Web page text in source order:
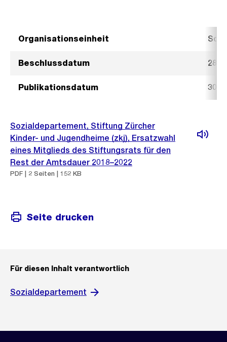
Organisationseinheit
Beschlussdatum 28.
Publikationsdatum 30.
Sozialdepartement, Stiftung Zürcher
Kinder- und Jugendheime (zkj), Ersatzwahl
eines Mitglieds des Stiftungsrats für den
Rest der Amtsdauer 2018–2022
PDF | 2 Seiten | 152 KB
Seite drucken
Für diesen Inhalt verantwortlich
Sozialdepartement